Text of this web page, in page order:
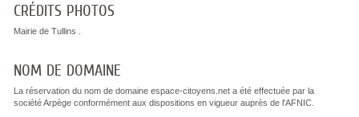
CRÉDITS PHOTOS
Mairie de Tullins .
NOM DE DOMAINE
La réservation du nom de domaine espace-citoyens.net a été effectuée par la
société Arpège conformément aux dispositions en vigueur auprès de l'AFNIC.